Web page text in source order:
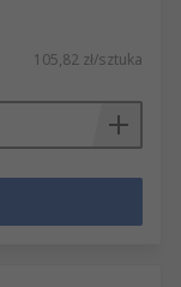
105,82 zł/sztuka